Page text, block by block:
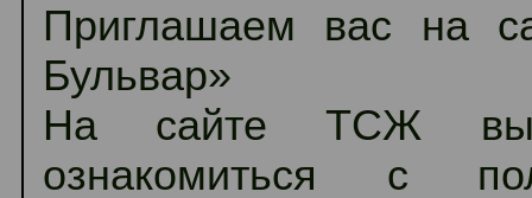
Приглашаем вас на
Бульвар»
На сайте ТСЖ вы
ознакомиться с